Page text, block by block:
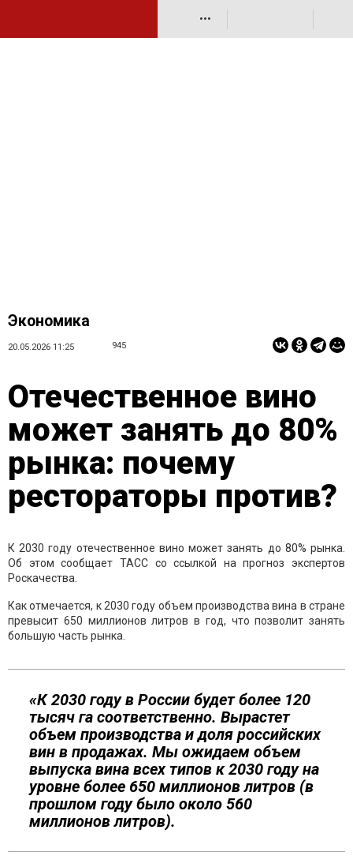
•••
Экономика
20.05.2026 11:25 945
Отечественное вино
может занять до 80%
рынка: почему
рестораторы против?
К 2030 году отечественное вино может занять до 80% рынка.
Об этом сообщает ТАСС со ссылкой на прогноз экспертов
Роскачества.
Как отмечается, к 2030 году объем производства вина в стране
превысит 650 миллионов литров в год, что позволит занять
большую часть рынка.
«К 2030 году в России будет более 120
тысяч га соответственно. Вырастет
объем производства и доля российских
вин в продажах. Мы ожидаем объем
выпуска вина всех типов к 2030 году на
уровне более 650 миллионов литров (в
прошлом году было около 560
миллионов литров).